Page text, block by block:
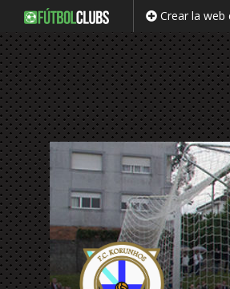
Crear la web